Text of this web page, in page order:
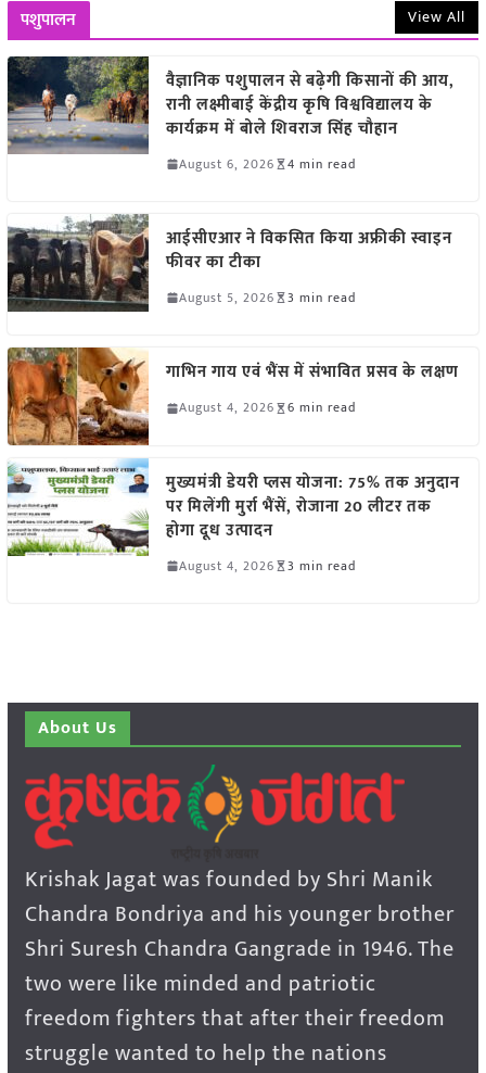
पशुपालन View All
वैज्ञानिक पशुपालन से बढ़ेगी किसानों की आय,
रानी लक्ष्मीबाई केंद्रीय कृषि विश्वविद्यालय के
कार्यक्रम में बोले शिवराज सिंह चौहान
August 6, 2026 4 min read
आईसीएआर ने विकसित किया अफ्रीकी स्वाइन
फीवर का टीका
August 5, 2026 3 min read
गाभिन गाय एवं भैंस में संभावित प्रसव के लक्षण
August 4, 2026 6 min read
मुख्यमंत्री डेयरी प्लस योजना: 75% तक अनुदान
पर मिलेंगी मुर्रा भैंसें, रोजाना 20 लीटर तक
होगा दूध उत्पादन
August 4, 2026 3 min read
About Us
Krishak Jagat was founded by Shri Manik
Chandra Bondriya and his younger brother
Shri Suresh Chandra Gangrade in 1946. The
two were like minded and patriotic
freedom fighters that after their freedom
struggle wanted to help the nations